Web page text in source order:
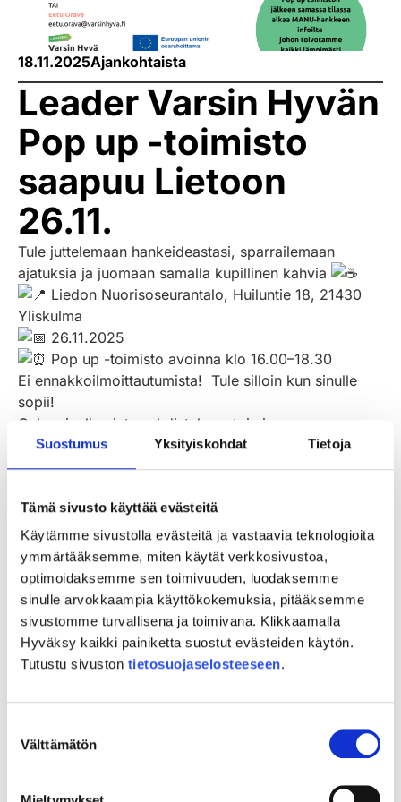
Suostumus Yksityiskohdat Tietoja
Tämä sivusto käyttää evästeitä
Käytämme sivustolla evästeitä ja vastaavia teknologioita
ymmärtääksemme, miten käytät verkkosivustoa,
optimoidaksemme sen toimivuuden, luodaksemme
sinulle arvokkaampia käyttökokemuksia, pitääksemme
sivustomme turvallisena ja toimivana. Klikkaamalla
Hyväksy kaikki painiketta suostut evästeiden käytön.
Tutustu sivuston tietosuojaselosteeseen.
valinta
Välttämätön
18.11.2025Ajankohtaista
Leader Varsin Hyvän
Pop up -toimisto
saapuu Lietoon
26.11.
Tule juttelemaan hankeideastasi, sparrailemaan
ajatuksia ja juomaan samalla kupillinen kahvia
Liedon Nuorisoseurantalo, Huiluntie 18, 21430
Yliskulma
26.11.2025
Pop up -toimisto avoinna klo 16.00–18.30
Ei ennakkoilmoittautumista! Tule silloin kun sinulle
sopii!
Onko sinulla ajatus yhdistyksen toiminnan
uudistamisesta, tarvittaisiinko siihen apuvoimia?
Onko paikalliskulttuuri ja sen kehittäminen lähellä
Olisiko kotiseudullasi potentiaalia kehittää
maaseutumatkailua?
Unelmoitko paremmista harrastusmahdollisuuksista?
Onko yhteiskäytössä olevissa tiloissa korjaamisen
tarvetta?
Kaipaako kyläympäristö tai luontoreitti kunnostusta?
Haaveiletko kylän omasta tapahtumasta?
Onko turvallisuus, omavaraisuus tai kestävä kehitys
Leader-rahoitus taipuu moneen, tervetuloa
Esimerkkejä toteutetuista hankkeista
Tietoa yleishyödyllisten hankkeitten hakemisesta,